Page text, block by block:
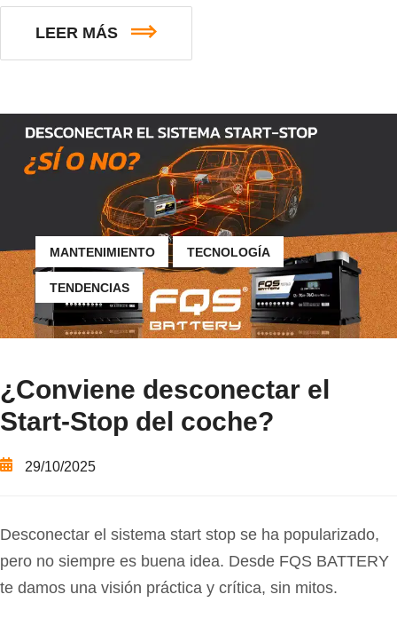
LEER MÁS
MANTENIMIENTO TECNOLOGÍA
TENDENCIAS
¿Conviene desconectar el
Start-Stop del coche?
29/10/2025
Desconectar el sistema start stop se ha popularizado,
pero no siempre es buena idea. Desde FQS BATTERY
te damos una visión práctica y crítica, sin mitos.